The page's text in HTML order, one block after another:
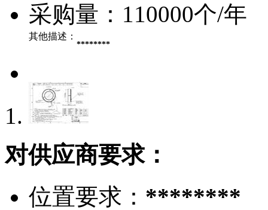
采购量： 110000个/年
其他描述：
********
对供应商要求：
位置要求： ********